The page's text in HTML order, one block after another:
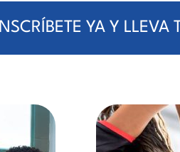
INSCRÍBETE YA Y